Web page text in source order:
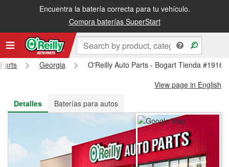
Encuentra la batería correcta para tu vehículo.
Compra baterías SuperStart
Recibe tu orden gratis al día siguiente o recógela en la tienda
Georgia
O'Reilly Auto Parts - Bogart Tienda #1916
View page in English
Detalles
Baterías para autos